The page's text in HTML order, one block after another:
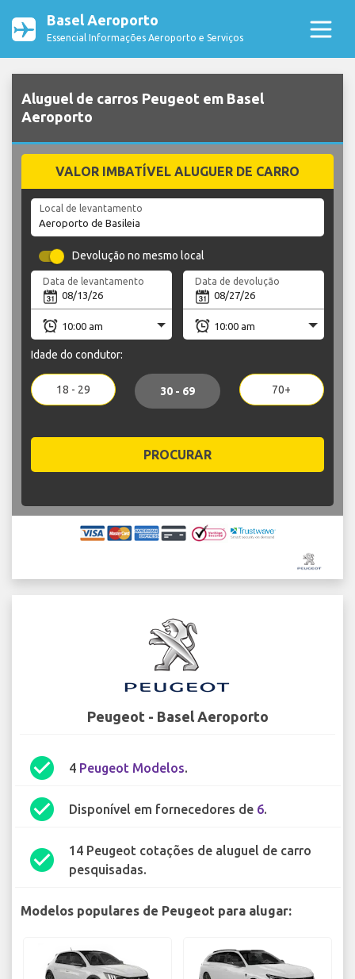
Basel Aeroporto
Essencial Informações Aeroporto e Serviços
Aluguel de carros Peugeot em Basel
Aeroporto
VALOR IMBATÍVEL ALUGUER DE CARRO
Local de levantamento
Devolução no mesmo local
Data de levantamento Data de devolução
Idade do condutor:
18 - 29 30 - 69 70+
PROCURAR
Peugeot - Basel Aeroporto
check_circle 4 Peugeot Modelos.
check_circle Disponível em fornecedores de 6.
check_circle
14 Peugeot cotações de aluguel de carro
pesquisadas.
Modelos populares de Peugeot para alugar: